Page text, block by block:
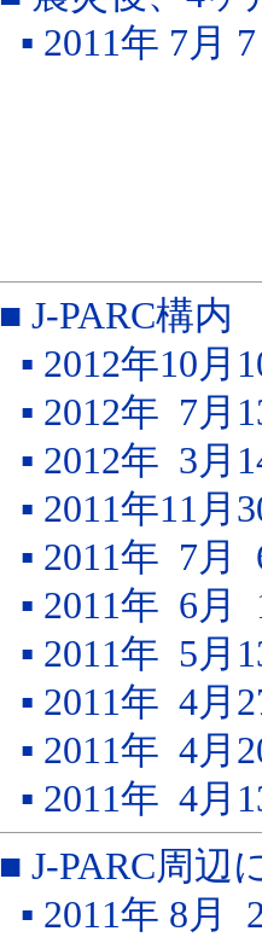
▪ 2011年 7月
■ J-PARC構
▪ 2012年10月
▪ 2012年 7月
▪ 2012年 3月
▪ 2011年11月
▪ 2011年 7月
▪ 2011年 6月
▪ 2011年 5月
▪ 2011年 4月
▪ 2011年 4月
▪ 2011年 4月
■ J-PARC周辺
▪ 2011年 8月